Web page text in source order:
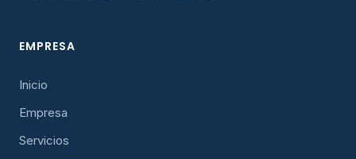
EMPRESA
Inicio
Empresa
Servicios